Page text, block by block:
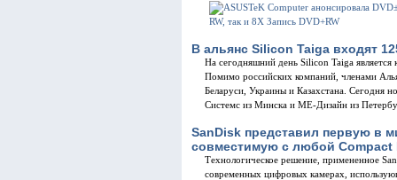
В альянс Silicon Taiga входят
На сегодняшний день Silicon Taiga
Помимо российских компаний, членами
Беларуси, Украины и Казахстана. Сегодня
Системс из Минска и МЕ-Дизайн из
SanDisk представил первую в
совместимую с любой Compact
Технологическое решение, примененное
современных цифровых камерах,